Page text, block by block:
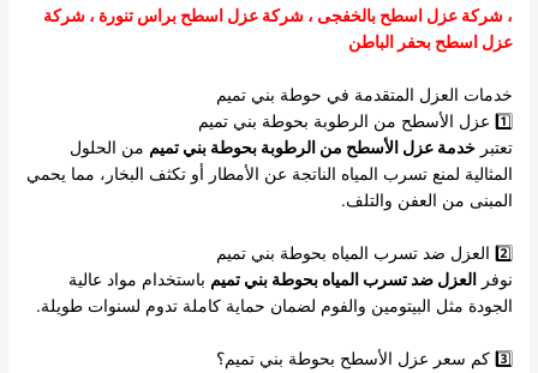
،شركة عزل اسطح بالخفجى ، شركة عزل اسطح براس تنورة ،شركة
عزل اسطح بحفر الباطن
خدمات العزل المتقدمة في حوطة بني تميم
1️⃣ عزل الأسطح من الرطوبة بحوطة بني تميم
تعتبرخدمة عزل الأسطح من الرطوبة بحوطة بني تميم من الحلول
المثالية لمنع تسرب المياه الناتجة عن الأمطار أو تكثف البخار، مما يحمي
المبنى من العفن والتلف.
2️⃣ العزل ضد تسرب المياه بحوطة بني تميم
نوفر
العزل ضد تسرب المياه بحوطة بني تميم باستخدام مواد عالية
الجودة مثل البيتومين والفوم لضمان حماية كاملة تدوم لسنوات طويلة.
3️⃣ كم سعر عزل الأسطح بحوطة بني تميم؟